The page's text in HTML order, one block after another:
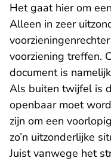
Het gaat hier om een
Alleen in zeer
voorziening treffen.
document is
Als buiten twijfel is
openbaar moet
zijn om een
zo’n uitzonderlijke
Juist vanwege het